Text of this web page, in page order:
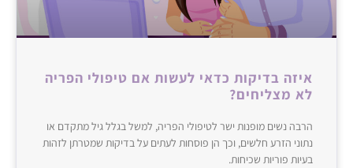
איזה בדיקות כדאי לעשות אם טיפולי הפריה
לא מצליחים?
הרבה נשים מופנות ישר לטיפולי הפריה, למשל בגלל גיל מתקדם או
נתוני הזרע חלשים, וכך הן פוסחות לעתים על בדיקות שמטרתן לזהות
בעיות פוריות שכיחות.